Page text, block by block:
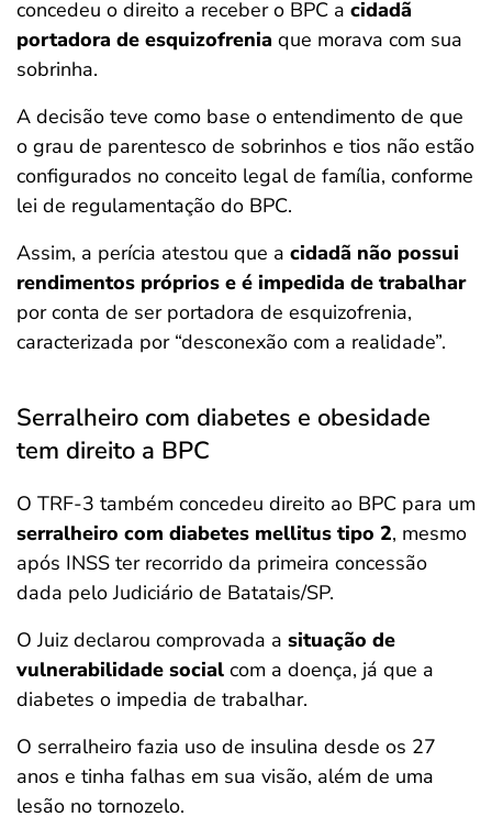
concedeu o direito a receber o BPC a cidadã
portadora de esquizofrenia que morava com sua
sobrinha.
A decisão teve como base o entendimento de que
o grau de parentesco de sobrinhos e tios não estão
configurados no conceito legal de família, conforme
lei de regulamentação do BPC.
Assim, a perícia atestou que a cidadã não possui
rendimentos próprios e é impedida de trabalhar
por conta de ser portadora de esquizofrenia,
caracterizada por “desconexão com a realidade”.
Serralheiro com diabetes e obesidade
tem direito a BPC
O TRF-3 também concedeu direito ao BPC para um
serralheiro com diabetes mellitus tipo 2, mesmo
após INSS ter recorrido da primeira concessão
dada pelo Judiciário de Batatais/SP.
O Juiz declarou comprovada a situação de
vulnerabilidade social com a doença, já que a
diabetes o impedia de trabalhar.
O serralheiro fazia uso de insulina desde os 27
anos e tinha falhas em sua visão, além de uma
lesão no tornozelo.